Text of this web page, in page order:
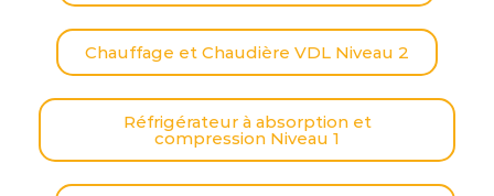
Chauffage et Chaudière VDL Niveau 2
Réfrigérateur à absorption et
compression Niveau 1